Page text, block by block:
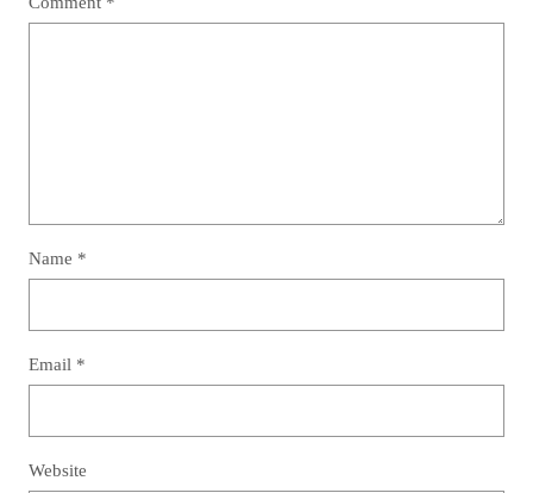
Name *
Email *
Website